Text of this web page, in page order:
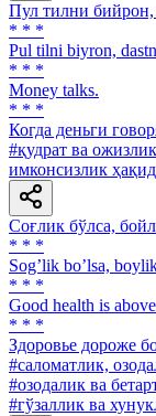
Пул тилни бийрон,
* * *
Pul tilni biyron,
* * *
Money talks.
* * *
Когда деньги
#қудрат ва
имконсизлик
Соғлик бўлса,
* * *
Sogʼlik boʼlsa,
* * *
Good health is
* * *
Здоровье дороже
#саломатлик,
#озодалик ва
#гўзаллик ва